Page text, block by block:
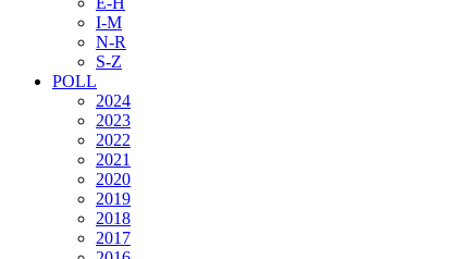
I-M
N-R
S-Z
POLL
2024
2023
2022
2021
2020
2019
2018
2017